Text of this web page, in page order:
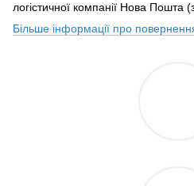
логістичної компанії Нова Пошта
Більше інформації про